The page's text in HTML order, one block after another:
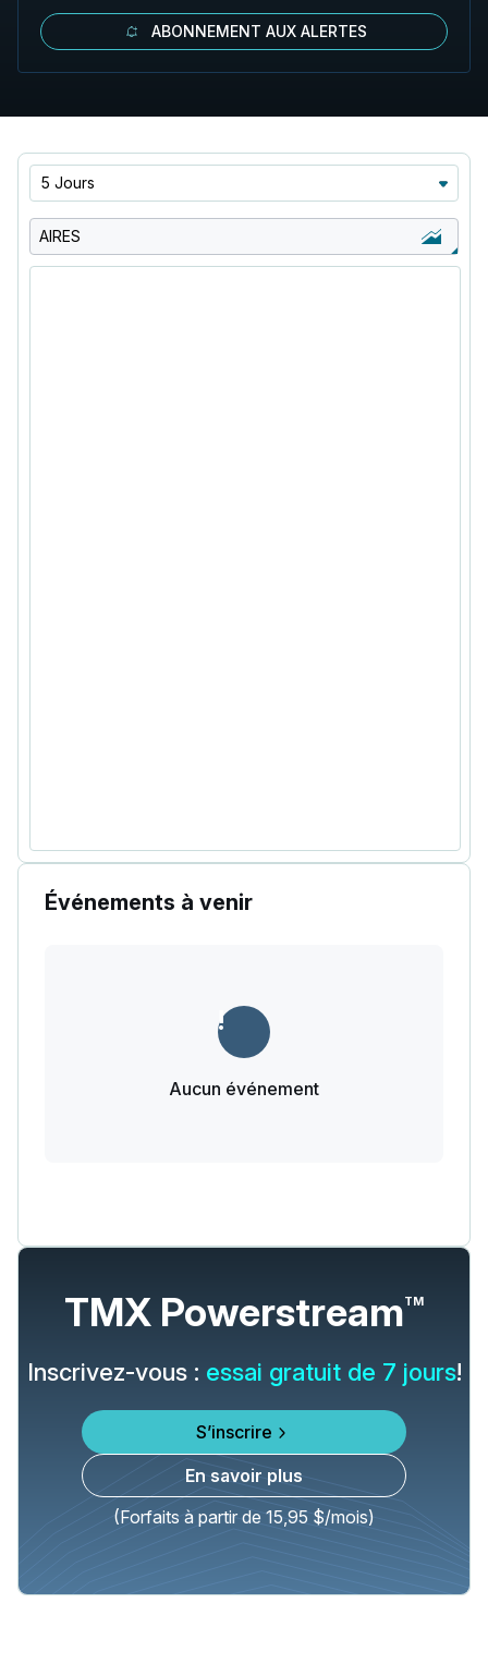
ABONNEMENT AUX ALERTES
5 Jours
AIRES
Événements à venir
Aucun événement
TMX PowerstreamTM
Inscrivez-vous : essai gratuit de 7 jours!
S’inscrire
En savoir plus
(Forfaits à partir de 15,95 $/mois)